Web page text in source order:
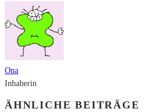
Ona
Inhaberin
ÄHNLICHE BEITRÄGE